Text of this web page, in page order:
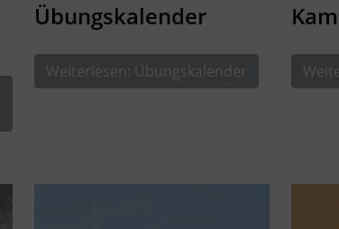
Übungskalender
Weiterlesen: Übungskalender